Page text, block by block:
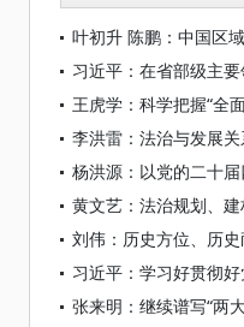
刘伟：历史方位、历